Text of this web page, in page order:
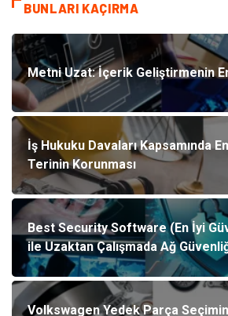
BUNLARI KAÇIRMA
Metni Uzat: İçerik Geliştirmenin En
İş Hukuku Davaları Kapsamında
Terinin Korunması
Best Security Software (En İyi
ile Uzaktan Çalışmada Ağ
Volkswagen Yedek Parça